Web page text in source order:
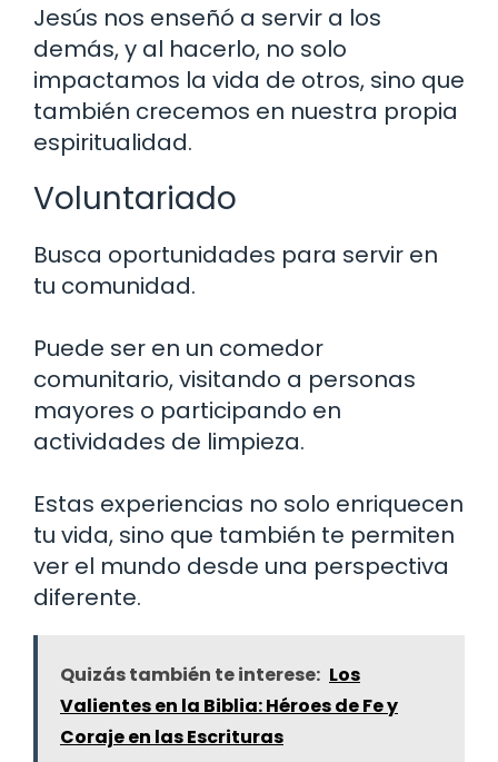
Jesús nos enseñó a servir a los
demás, y al hacerlo, no solo
impactamos la vida de otros, sino que
también crecemos en nuestra propia
espiritualidad.
Voluntariado
Busca oportunidades para servir en
tu comunidad.
Puede ser en un comedor
comunitario, visitando a personas
mayores o participando en
actividades de limpieza.
Estas experiencias no solo enriquecen
tu vida, sino que también te permiten
ver el mundo desde una perspectiva
diferente.
Quizás también te interese: Los
Valientes en la Biblia: Héroes de Fe y
Coraje en las Escrituras